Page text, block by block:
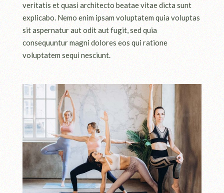
veritatis et quasi architecto beatae vitae dicta sunt
explicabo. Nemo enim ipsam voluptatem quia voluptas
sit aspernatur aut odit aut fugit, sed quia
consequuntur magni dolores eos qui ratione
voluptatem sequi nesciunt.